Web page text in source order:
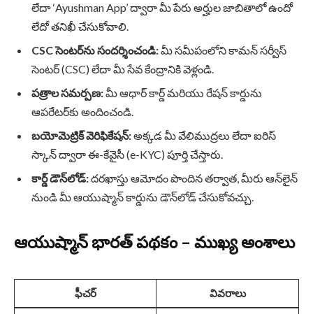
లేదా ‘Ayushman App’ ద్వారా మీ పేరు అర్హుల జాబితాలో ఉందో
లేదో తనిఖీ చేసుకోవాలి.
CSC సెంటర్‌ను సందర్శించండి:మీ సమీపంలోని కామన్ సర్వీస్
సెంటర్ (CSC) లేదా మీ సేవ కేంద్రానికి వెళ్లండి.
పత్రాల సమర్పణ:మీ ఆధార్ కార్డ్ మరియు రేషన్ కార్డును
ఆపరేటర్‌కు అందించండి.
బయోమెట్రిక్ వెరిఫికేషన్:అక్కడ మీ వేలిముద్రలు లేదా ఐరిస్
స్కాన్ ద్వారా ఈ-కేవైసీ (e-KYC) పూర్తి చేస్తారు.
కార్డ్ డౌన్‌లోడ్:దరఖాస్తు ఆమోదం పొందిన తర్వాత, మీరు ఆన్‌లైన్
నుండి మీ ఆయుష్మాన్ కార్డును డౌన్‌లోడ్ చేసుకోవచ్చు.
ఆయుష్మాన్ భారత్ పథకం – ముఖ్య అంశాలు
ఫీచర్ వివరాలు